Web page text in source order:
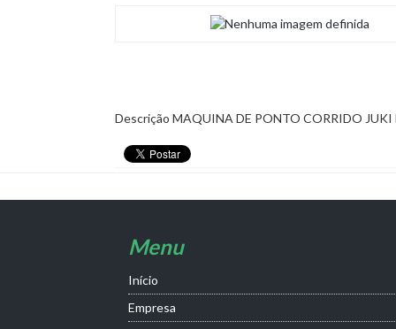
Descrição MAQUINA DE PONTO CORRIDO JUKI
Menu
Início
Empresa